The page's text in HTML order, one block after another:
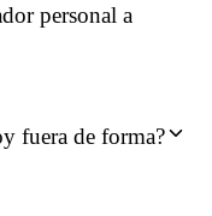
personal a
fuera de forma?